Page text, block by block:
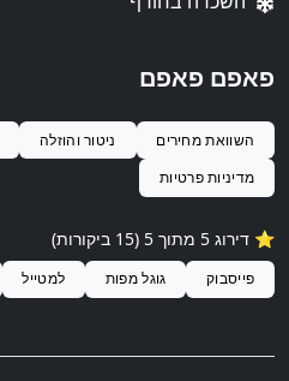
פאפם פאפם
השוואת מחירים ניטור והוזלה
מדיניות פרטיות
⭐️ דירוג 5 מתוך 5 (15 ביקורות)
פייסבוק גוגל מפות למטייל